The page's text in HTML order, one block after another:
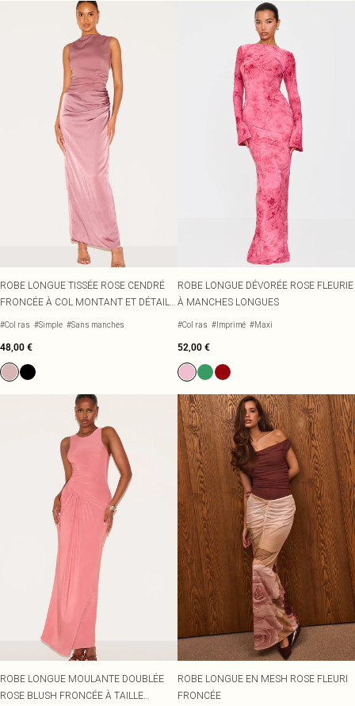
ROBE LONGUE TISSÉE ROSE CENDRÉ
FRONCÉE À COL MONTANT ET DÉTAIL
DRAPÉ
#Col ras #Simple #Sans manches
48,00 €
ROBE LONGUE DÉVORÉE ROSE FLEURIE
À MANCHES LONGUES
#Col ras #Imprimé #Maxi
52,00 €
ROBE LONGUE MOULANTE DOUBLÉE
ROSE BLUSH FRONCÉE À TAILLE
ROBE LONGUE EN MESH ROSE FLEURI
FRONCÉE